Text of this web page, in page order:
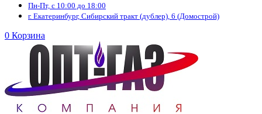
Пн-Пт, с 10:00 до 18:00
г. Екатеринбург, Сибирский тракт (дублер), 6 (Домострой)
0 Корзина